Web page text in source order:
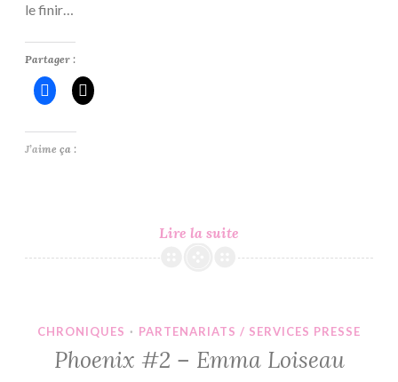
le finir…
Lire la suite
Lundi,
#48
Partager :
J’aime ça :
CHRONIQUES · PARTENARIATS / SERVICES PRESSE
Phoenix #2 – Emma Loiseau